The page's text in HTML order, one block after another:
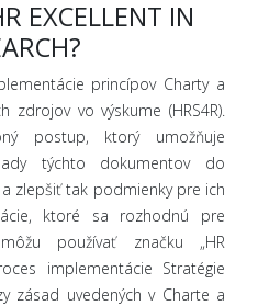
EXCELLENT IN
princípov Charty a
zdrojov vo výskume (HRS4R).
postup, ktorý umožňuje
týchto dokumentov do
zlepšiť tak podmienky pre ich
ktoré sa rozhodnú pre
používať značku „HR
implementácie Stratégie
zásad uvedených v Charte a